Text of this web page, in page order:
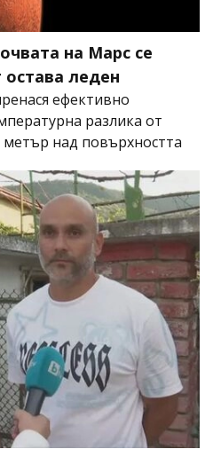
на Марс се
леден
ефективно
разлика от
метър над повърхността